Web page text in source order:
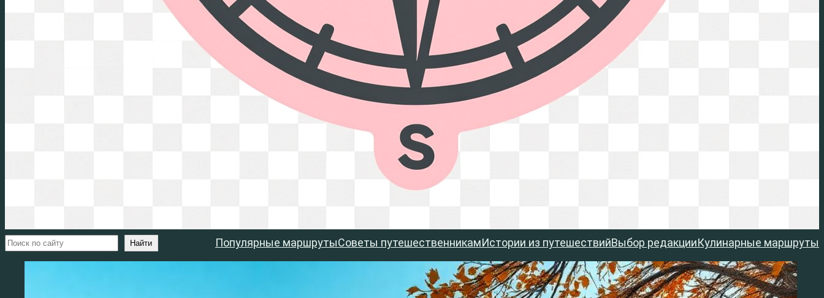
Поиск Найти Популярные маршрутыСоветы путешественникамИстории из путешествийВыбор редакцииКулинарные маршруты